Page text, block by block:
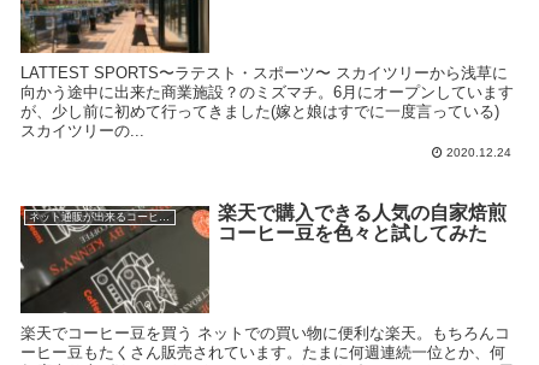
LATTEST SPORTS〜ラテスト・スポーツ〜 スカイツリーから浅草に
向かう途中に出来た商業施設？のミズマチ。6月にオープンしています
が、少し前に初めて行ってきました(嫁と娘はすでに一度言っている)
スカイツリーの...
2020.12.24
楽天で購入できる人気の自家焙煎
コーヒー豆を色々と試してみた
楽天でコーヒー豆を買う ネットでの買い物に便利な楽天。もちろんコ
ーヒー豆もたくさん販売されています。たまに何週連続一位とか、何